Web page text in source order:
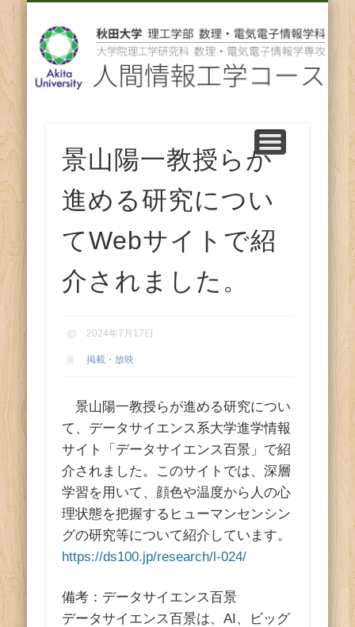
人
間
報
工
学
コ
景山陽一教授らが
進める研究につい
てWebサイトで紹
介されました。
2024年7月17日
掲載・放映
景山陽一教授らが進める研究につい
て、データサイエンス系大学進学情報
サイト「データサイエンス百景」で紹
介されました。このサイトでは、深層
学習を用いて、顔色や温度から人の心
理状態を把握するヒューマンセンシン
グの研究等について紹介しています。
https://ds100.jp/research/l-024/
備考：データサイエンス百景
データサイエンス百景は、AI、ビッグ